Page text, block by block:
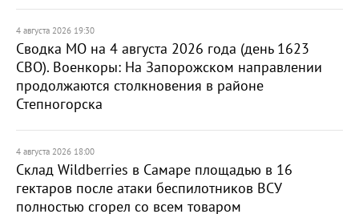
4 августа 2026 19:30
Сводка МО на 4 августа 2026 года (день 1623
СВО). Военкоры: На Запорожском направлении
продолжаются столкновения в районе
Степногорска
4 августа 2026 18:00
Склад Wildberries в Самаре площадью в 16
гектаров после атаки беспилотников ВСУ
полностью сгорел со всем товаром